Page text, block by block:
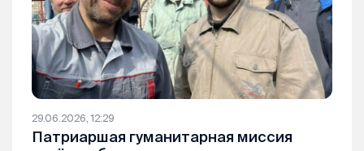
29.06.2026, 12:29
Патриаршая гуманитарная миссия